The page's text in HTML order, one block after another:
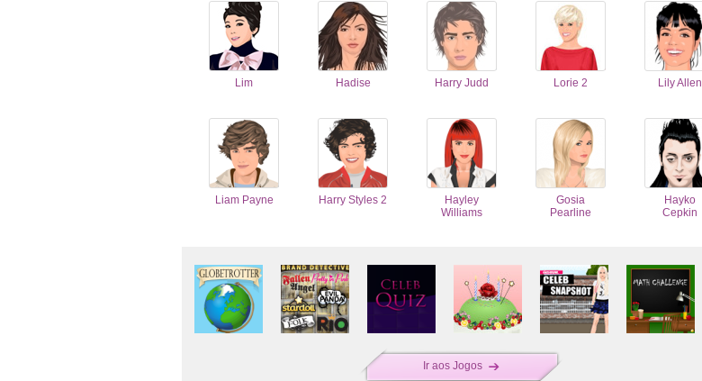
Lim Hadise Harry Judd Lorie 2 Lily Allen
Liam Payne Harry Styles 2
Hayley
Williams
Gosia
Pearline
Hayko
Cepkin
Ir aos Jogos